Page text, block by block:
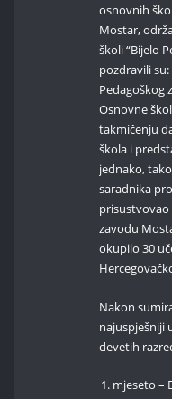
osnovnih
Mostar,
školi “Bijelo
pozdravili
Pedagoškog
Osnovne
takmičenju
škola i
jednako,
saradnika
prisustvovao
zavodu
okupilo 30
Nakon
najuspješniji
devetih
mjeseto –